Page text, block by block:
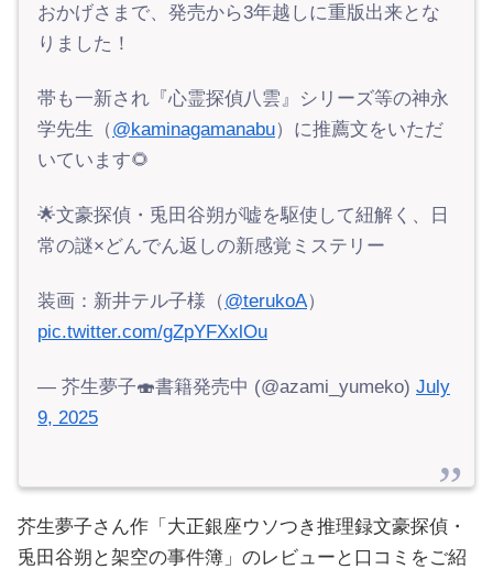
おかげさまで、発売から3年越しに重版出来とな
りました！
帯も一新され『心霊探偵八雲』シリーズ等の神永
学先生（@kaminagamanabu）に推薦文をいただ
いています🌻
🌟文豪探偵・兎田谷朔が嘘を駆使して紐解く、日
常の謎×どんでん返しの新感覚ミステリー
装画：新井テル子様（@terukoA）
pic.twitter.com/gZpYFXxlOu
— 芥生夢子🍣書籍発売中 (@azami_yumeko) July
9, 2025
芥生夢子さん作「大正銀座ウソつき推理録文豪探偵・
兎田谷朔と架空の事件簿」のレビューと口コミをご紹